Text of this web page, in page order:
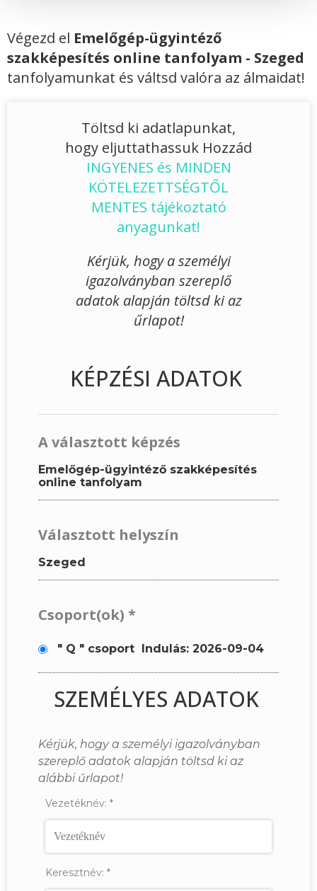
Végezd el Emelőgép-ügyintéző
szakképesítés online tanfolyam - Szeged
tanfolyamunkat és váltsd valóra az álmaidat!
Töltsd ki adatlapunkat,
hogy eljuttathassuk Hozzád
INGYENES és MINDEN
KÖTELEZETTSÉGTŐL
MENTES tájékoztató
anyagunkat!
Kérjük, hogy a személyi
igazolványban szereplő
adatok alapján töltsd ki az
űrlapot!
KÉPZÉSI ADATOK
A választott képzés
Emelőgép-ügyintéző szakképesítés
online tanfolyam
Választott helyszín
Szeged
Csoport(ok) *
" Q " csoport Indulás: 2026-09-04
SZEMÉLYES ADATOK
Kérjük, hogy a személyi igazolványban
szereplő adatok alapján töltsd ki az
alábbi űrlapot!
Vezetéknév: *
Keresztnév: *